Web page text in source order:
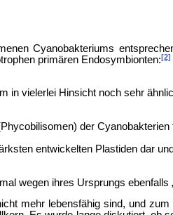
Cyanobakteriums
primären Endosymbionten:[2]
vielerlei Hinsicht noch sehr
Phycobilisomen) der Cyanobakterien
entwickelten Plastiden dar
wegen ihres Ursprungs ebenfalls
mehr lebensfähig sind, und